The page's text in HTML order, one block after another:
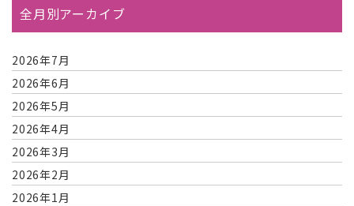
全月別アーカイブ
2026年7月
2026年6月
2026年5月
2026年4月
2026年3月
2026年2月
2026年1月